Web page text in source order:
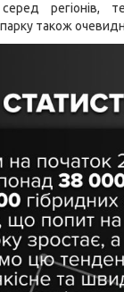
регіонів,
також